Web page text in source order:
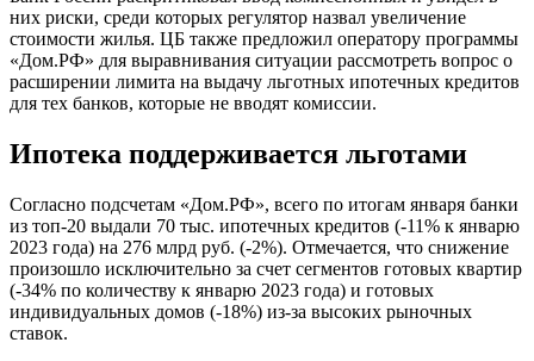
них риски, среди которых регулятор назвал увеличение
стоимости жилья. ЦБ также предложил оператору программы
«Дом.РФ» для выравнивания ситуации рассмотреть вопрос о
расширении лимита на выдачу льготных ипотечных кредитов
для тех банков, которые не вводят комиссии.
Ипотека поддерживается льготами
Согласно подсчетам «Дом.РФ», всего по итогам января банки
из топ-20 выдали 70 тыс. ипотечных кредитов (-11% к январю
2023 года) на 276 млрд руб. (-2%). Отмечается, что снижение
произошло исключительно за счет сегментов готовых квартир
(-34% по количеству к январю 2023 года) и готовых
индивидуальных домов (-18%) из-за высоких рыночных
ставок.